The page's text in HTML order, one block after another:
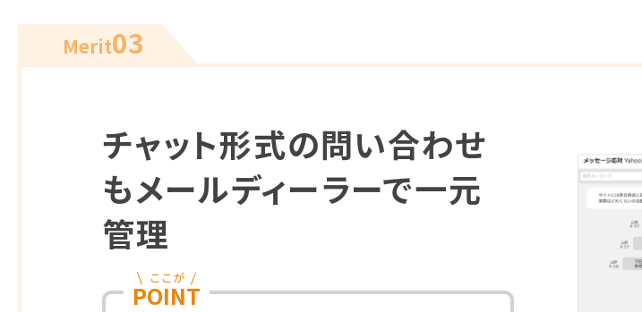
Merit03
チャット形式の問い合わせ
もメールディーラーで一元
管理
ここが
POINT